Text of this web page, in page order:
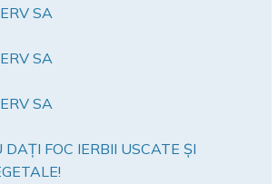
SA
SA
SA
DAȚI FOC IERBII USCATE ȘI